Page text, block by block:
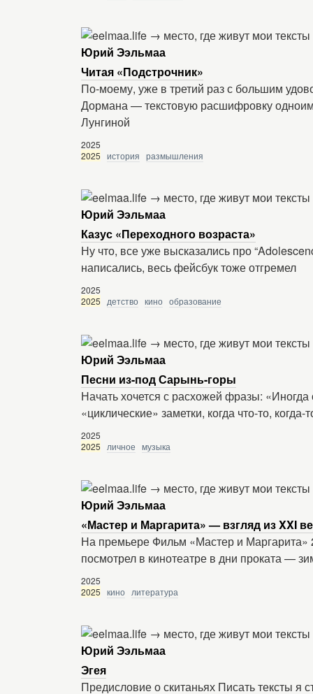
Юрий Ээльмаа
Читая «Подстрочник»
По-моему, уже в третий раз с большим
Дормана — текстовую расшифровку
Лунгиной
2025
2025 история размышления
Юрий Ээльмаа
Казус «Переходного возраста»
Ну что, все уже высказались про
написались, весь фейсбук тоже отгремел
2025
2025
детство кино образование
Юрий Ээльмаа
Песни из-под Сарынь-горы
Начать хочется с расхожей фразы:
«циклические» заметки, когда что-то,
2025
2025
личное музыка
Юрий Ээльмаа
«Мастер и Маргарита» — взгляд из XXI
На премьере Фильм «Мастер и
посмотрел в кинотеатре в дни проката —
2025
2025 кино литература
Юрий Ээльмаа
Эгея
Предисловие о скитаньях Писать тексты я